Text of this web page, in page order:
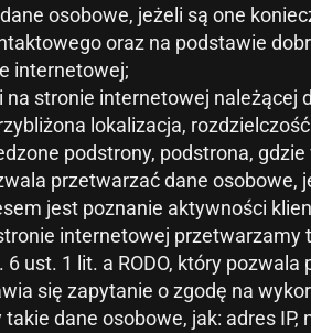
dane osobowe, jeżeli są one
oraz na podstawie
internetowej;
stronie internetowej należącej
lokalizacja,
podstrony, podstrona,
przetwarzać dane
jest poznanie aktywności
internetowej
ust. 1 lit. a RODO, który
się zapytanie o zgodę na
dane osobowe, jak: adres